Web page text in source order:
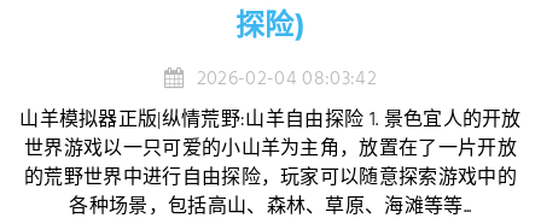
探险)
2026-02-04 08:03:42
山羊模拟器正版|纵情荒野:山羊自由探险 1. 景色宜人的开放
世界游戏以一只可爱的小山羊为主角，放置在了一片开放
的荒野世界中进行自由探险，玩家可以随意探索游戏中的
各种场景，包括高山、森林、草原、海滩等等...